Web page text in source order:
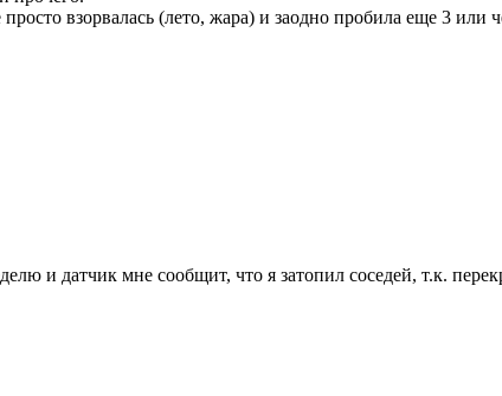
взорвалась (лето, жара) и заодно пробила еще 3
и датчик мне сообщит, что я затопил соседей, т.к.